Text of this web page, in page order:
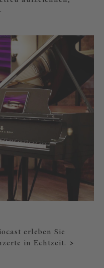
erleben Sie
in Echtzeit.